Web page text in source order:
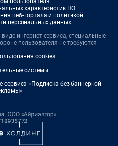
характеристик ПО
веб-портала и политикой
персональных данных
интернет-сервиса, специальные
пользователя не требуются
cookies
системы
сервиса «Подписка без баннерной